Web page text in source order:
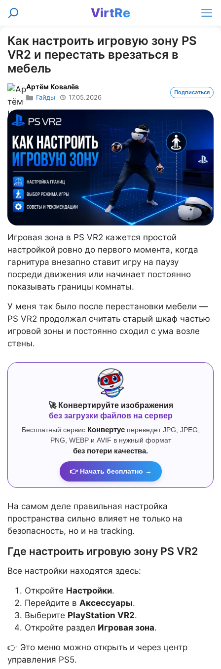
Перейти
VirtRe
Поиск
Как настроить игровую зону PS
VR2 и перестать врезаться в
мебель
Артём Ковалёв
Гайды 17.05.2026
Подписаться
Игровая зона в PS VR2 кажется простой
настройкой ровно до первого момента, когда
гарнитура внезапно ставит игру на паузу
посреди движения или начинает постоянно
показывать границы комнаты.
У меня так было после перестановки мебели —
PS VR2 продолжал считать старый шкаф частью
игровой зоны и постоянно сходил с ума возле
стены.
🚀 Конвертируйте изображения
без загрузки файлов на сервер
Бесплатный сервис Конвертуспереведет JPG, JPEG,
PNG, WEBP и AVIF в нужный формат
без потери качества.
👉 Начать бесплатно →
На самом деле правильная настройка
пространства сильно влияет не только на
безопасность, но и на tracking.
Где настроить игровую зону PS VR2
Все настройки находятся здесь:
Откройте Настройки.
Перейдите в Аксессуары.
Выберите PlayStation VR2.
Откройте раздел Игровая зона.
👉 Это меню можно открыть и через центр
управления PS5.